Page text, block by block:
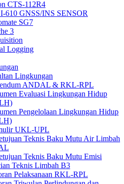
CTS-112R4
610 GNSS/INS SENSOR
SG7
3
Logging
Lingkungan
ANDAL & RKL-RPL
Evaluasi Lingkungan Hidup
Pengelolaan Lingkungan Hidup
UKL-UPL
Teknis Baku Mutu Air Limbah
Teknis Baku Mutu Emisi
Teknis Limbah B3
Pelaksanaan RKL-RPL